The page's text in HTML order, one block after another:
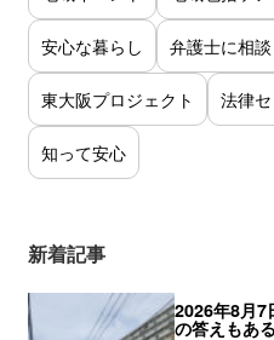
安心な暮らし 弁護士に相談
東大阪プロジェクト 法律
知って安心
新着記事
2026年8月7
の答えもあ